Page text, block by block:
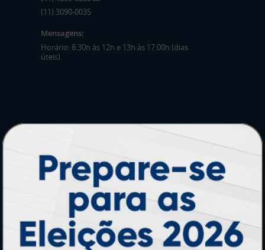
(11) 3090-0035
Mensagens:
Horário: 8:30h às 12h e 13h às 17:00h (dias
úteis).
Adesivos
Pastas
Cartão de Visita
Folder, Flyer e Panfleto
Banners e Lonas